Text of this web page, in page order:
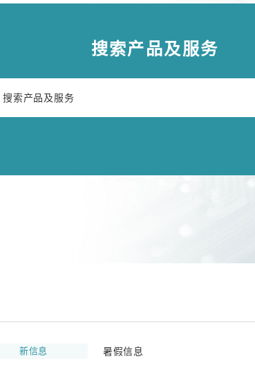
搜索产品及服务
新信息 暑假信息